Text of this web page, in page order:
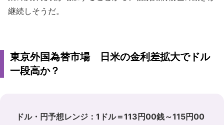
継続しそうだ。
東京外国為替市場 日米の金利差拡大でドル
一段高か？
ドル・円予想レンジ：1ドル＝113円00銭～115円00